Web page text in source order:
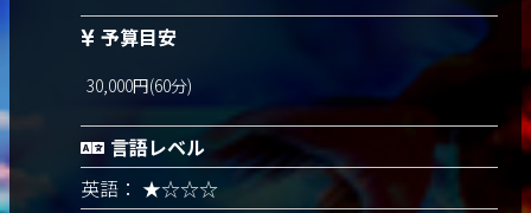
予算目安
30,000円(60分)
言語レベル
英語： ★☆☆☆